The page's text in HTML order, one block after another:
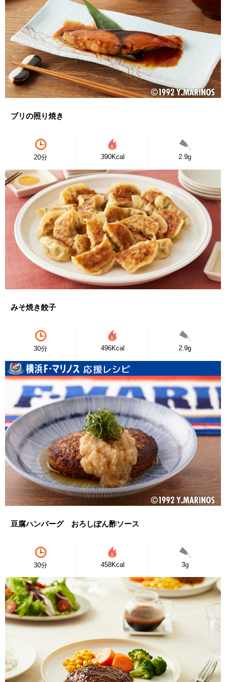
ブリの照り焼き
20分 390Kcal 2.9g
みそ焼き餃子
30分 496Kcal 2.9g
豆腐ハンバーグ おろしぽん酢ソース
30分 458Kcal 3g